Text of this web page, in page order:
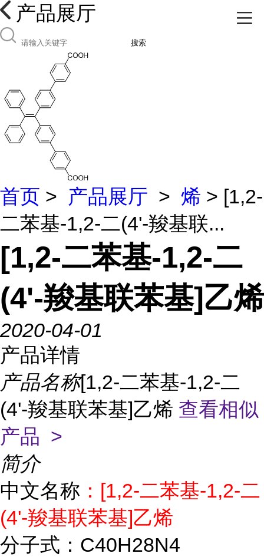
产品展厅
搜索
首页 > 产品展厅 > 烯 > [1,2-
二苯基-1,2-二(4'-羧基联...
[1,2-二苯基-1,2-二
(4'-羧基联苯基]乙烯
2020-04-01
产品详情
产品名称[1,2-二苯基-1,2-二
(4'-羧基联苯基]乙烯 查看相似
产品 >
简介
中文名称 ：[1,2-二苯基-1,2-二
(4'-羧基联苯基]乙烯
分子式：C40H28N4